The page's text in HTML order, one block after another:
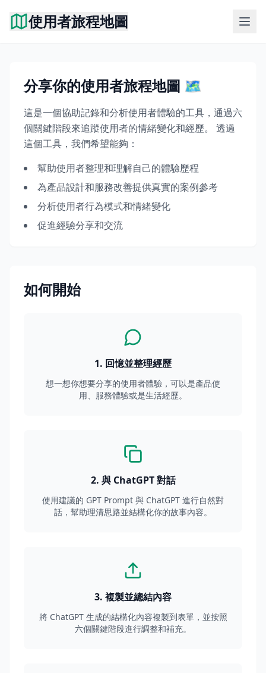
使用者旅程地圖
分享你的使用者旅程地圖 🗺️
這是一個協助記錄和分析使用者體驗的工具，通過六
個關鍵階段來追蹤使用者的情緒變化和經歷。 透過
這個工具，我們希望能夠：
幫助使用者整理和理解自己的體驗歷程
為產品設計和服務改善提供真實的案例參考
分析使用者行為模式和情緒變化
促進經驗分享和交流
如何開始
1. 回憶並整理經歷
想一想你想要分享的使用者體驗，可以是產品使
用、服務體驗或是生活經歷。
2. 與 ChatGPT 對話
使用建議的 GPT Prompt 與 ChatGPT 進行自然對
話，幫助理清思路並結構化你的故事內容。
3. 複製並總結內容
將 ChatGPT 生成的結構化內容複製到表單，並按照
六個關鍵階段進行調整和補充。